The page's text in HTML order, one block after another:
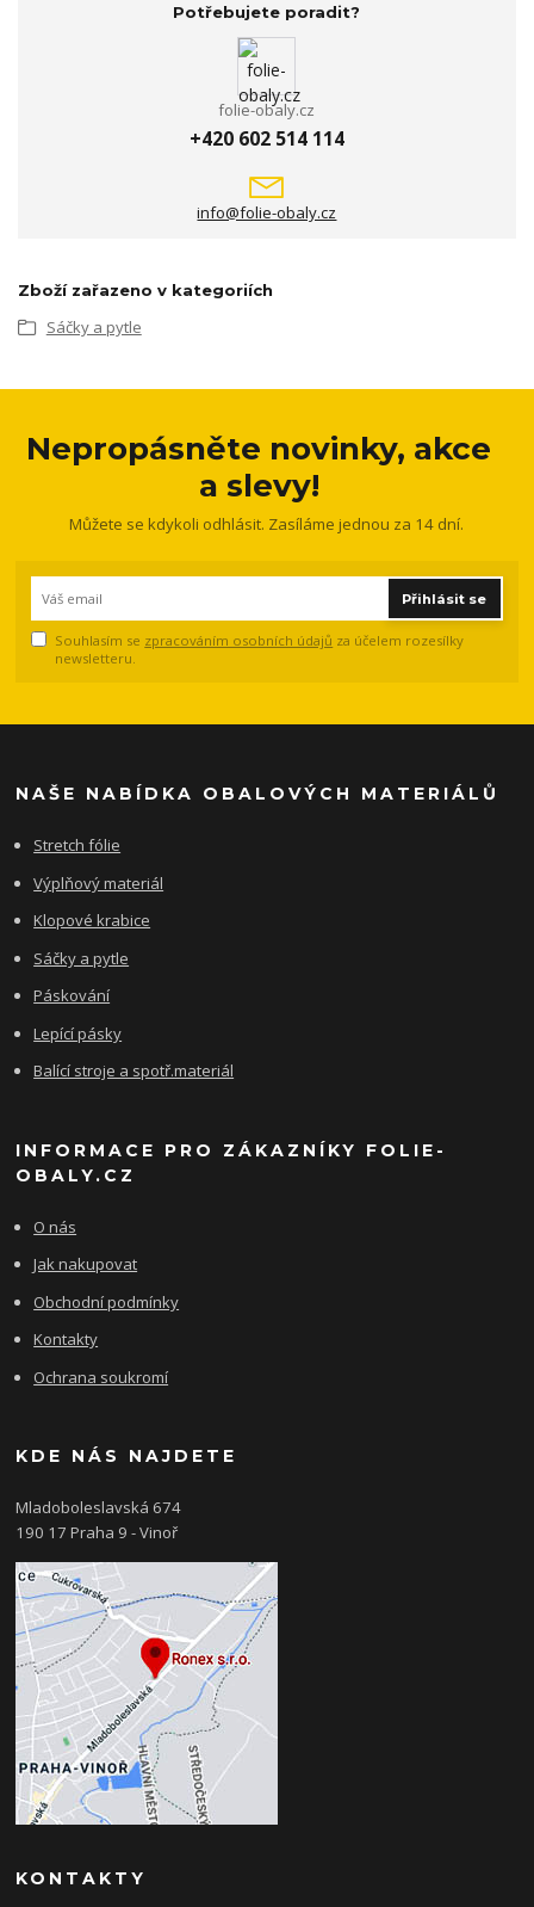
Potřebujete poradit?
folie-obaly.cz
+420 602 514 114
info@folie-obaly.cz
Zboží zařazeno v kategoriích
Sáčky a pytle
Nepropásněte novinky, akce
a slevy!
Můžete se kdykoli odhlásit. Zasíláme jednou za 14 dní.
Přihlásit se
Souhlasím se zpracováním osobních údajů za účelem rozesílky
newsletteru.
NAŠE NABÍDKA OBALOVÝCH MATERIÁLŮ
Stretch fólie
Výplňový materiál
Klopové krabice
Sáčky a pytle
Páskování
Lepící pásky
Balící stroje a spotř.materiál
INFORMACE PRO ZÁKAZNÍKY FOLIE-
OBALY.CZ
O nás
Jak nakupovat
Obchodní podmínky
Kontakty
Ochrana soukromí
KDE NÁS NAJDETE
Mladoboleslavská 674
190 17 Praha 9 - Vinoř
KONTAKTY